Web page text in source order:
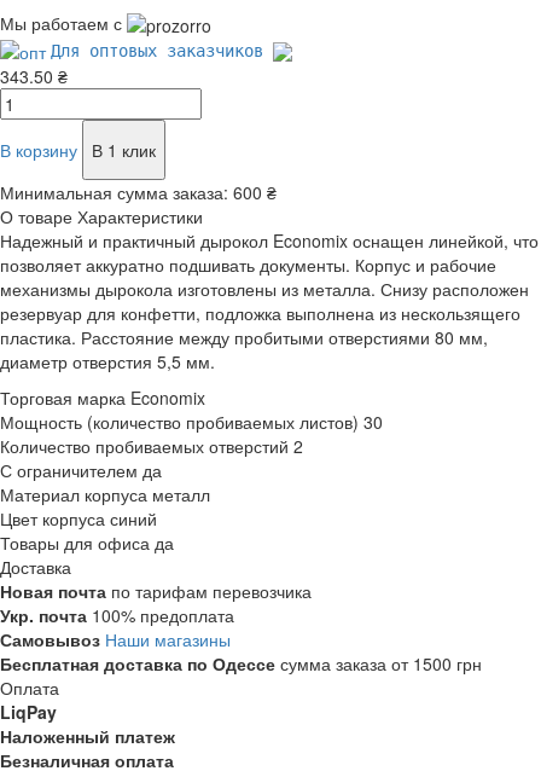
Мы работаем с
Для оптовых заказчиков
343.50 ₴
В корзину
В 1 клик
Минимальная сумма заказа: 600 ₴
О товаре Характеристики
Надежный и практичный дырокол Economix оснащен линейкой, что
позволяет аккуратно подшивать документы. Корпус и рабочие
механизмы дырокола изготовлены из металла. Снизу расположен
резервуар для конфетти, подложка выполнена из нескользящего
пластика. Расстояние между пробитыми отверстиями 80 мм,
диаметр отверстия 5,5 мм.
Торговая марка Economix
Мощность (количество пробиваемых листов) 30
Количество пробиваемых отверстий 2
С ограничителем да
Материал корпуса металл
Цвет корпуса синий
Товары для офиса да
Доставка
Новая почта по тарифам перевозчика
Укр. почта 100% предоплата
Самовывоз Наши магазины
Бесплатная доставка по Одессе сумма заказа от 1500 грн
Оплата
LiqPay
Наложенный платеж
Безналичная оплата